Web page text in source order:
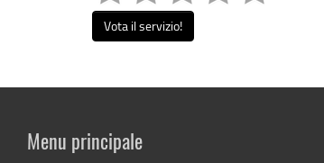
Vota il servizio!
Menu principale